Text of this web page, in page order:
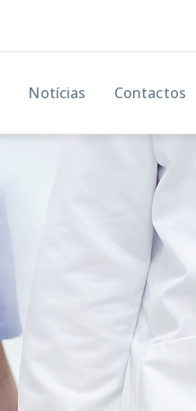
Notícias Contactos